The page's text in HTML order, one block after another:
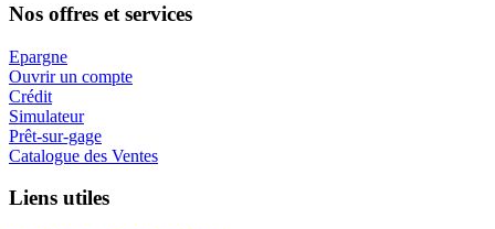
Nos offres et services
Epargne
Ouvrir un compte
Crédit
Simulateur
Prêt-sur-gage
Catalogue des Ventes
Liens utiles